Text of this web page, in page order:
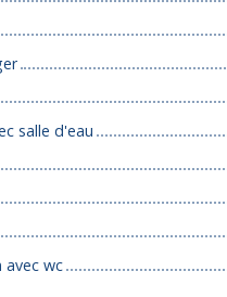
salle d'eau
avec wc